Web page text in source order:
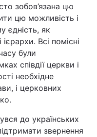
зобов’язана цю
цю можливість і
єдність, як
Всі помісні
були
співдії церкви і
необхідне
і церковних
до українських
звернення